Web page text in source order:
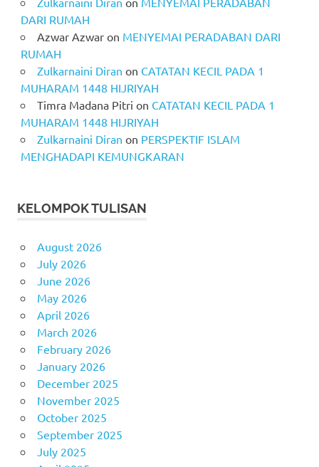
DARI RUMAH
Azwar Azwaron MENYEMAI PERADABAN DARI
RUMAH
Zulkarnaini Diran on CATATAN KECIL PADA 1
MUHARAM 1448 HIJRIYAH
Timra Madana Pitri on CATATAN KECIL PADA 1
MUHARAM 1448 HIJRIYAH
Zulkarnaini Diran on PERSPEKTIF ISLAM
MENGHADAPI KEMUNGKARAN
KELOMPOK TULISAN
August 2026
July 2026
June 2026
May 2026
April 2026
March 2026
February 2026
January 2026
December 2025
November 2025
October 2025
September 2025
July 2025